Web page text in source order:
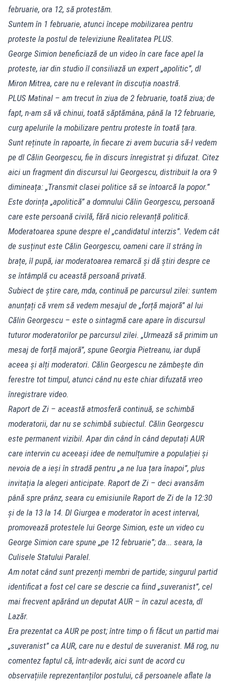
februarie, ora 12, să protestăm.
Suntem în 1 februarie, atunci începe mobilizarea pentru
proteste la postul de televiziune Realitatea PLUS.
George Simion beneficiază de un video în care face apel la
proteste, iar din studio îl consiliază un expert „apolitic”, dl
Miron Mitrea, care nu e relevant în discuția noastră.
PLUS Matinal – am trecut în ziua de 2 februarie, toată ziua; de
fapt, n-am să vă chinui, toată săptămâna, până la 12 februarie,
curg apelurile la mobilizare pentru proteste în toată țara.
Sunt reținute în rapoarte, în fiecare zi avem bucuria să-l vedem
pe dl Călin Georgescu, fie în discurs înregistrat și difuzat. Citez
aici un fragment din discursul lui Georgescu, distribuit la ora 9
dimineața: „Transmit clasei politice să se întoarcă la popor.”
Este dorința „apolitică” a domnului Călin Georgescu, persoană
care este persoană civilă, fără nicio relevanță politică.
Moderatoarea spune despre el „candidatul interzis”. Vedem cât
de susținut este Călin Georgescu, oameni care îl strâng în
brațe, îl pupă, iar moderatoarea remarcă și dă știri despre ce
se întâmplă cu această persoană privată.
Subiect de știre care, mda, continuă pe parcursul zilei: suntem
anunțați că vrem să vedem mesajul de „forță majoră” al lui
Călin Georgescu – este o sintagmă care apare în discursul
tuturor moderatorilor pe parcursul zilei. „Urmează să primim un
mesaj de forță majoră”, spune Georgia Pietreanu, iar după
aceea și alți moderatori. Călin Georgescu ne zâmbește din
ferestre tot timpul, atunci când nu este chiar difuzată vreo
înregistrare video.
Raport de Zi – această atmosferă continuă, se schimbă
moderatorii, dar nu se schimbă subiectul. Călin Georgescu
este permanent vizibil. Apar din când în când deputați AUR
care intervin cu aceeași idee de nemulțumire a populației și
nevoia de a ieși în stradă pentru „a ne lua țara înapoi”, plus
invitația la alegeri anticipate. Raport de Zi – deci avansăm
până spre prânz, seara cu emisiunile Raport de Zi de la 12:30
și de la 13 la 14. Dl Giurgea e moderator în acest interval,
promovează protestele lui George Simion, este un video cu
George Simion care spune „pe 12 februarie”; da... seara, la
Culisele Statului Paralel.
Am notat când sunt prezenți membri de partide; singurul partid
identificat a fost cel care se descrie ca fiind „suveranist”, cel
mai frecvent apărând un deputat AUR – în cazul acesta, dl
Lazăr.
Era prezentat ca AUR pe post; între timp o fi făcut un partid mai
„suveranist” ca AUR, care nu e destul de suveranist. Mă rog, nu
comentez faptul că, într-adevăr, aici sunt de acord cu
observațiile reprezentanților postului, că persoanele aflate la